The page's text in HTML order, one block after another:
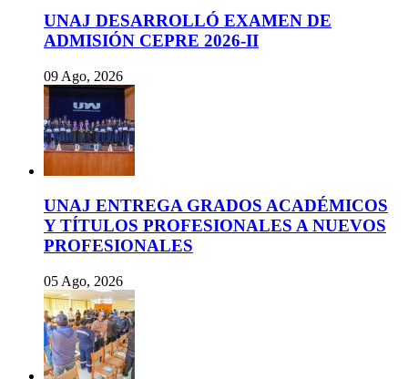
UNAJ DESARROLLÓ EXAMEN DE
ADMISIÓN CEPRE 2026-II
09 Ago, 2026
UNAJ ENTREGA GRADOS ACADÉMICOS
Y TÍTULOS PROFESIONALES A NUEVOS
PROFESIONALES
05 Ago, 2026